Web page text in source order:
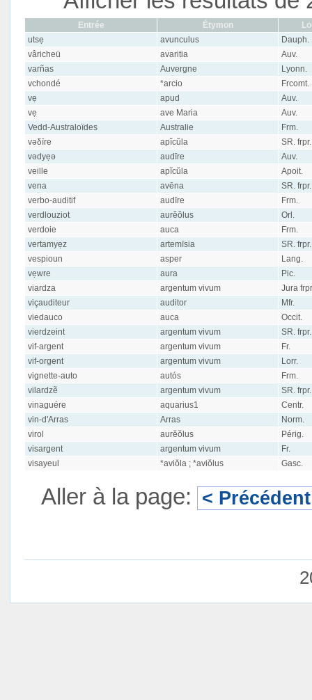
Entrée Étymon
utsẹ
avunculus
Dauph.
vâricheü
avaritia
Auv.
varñas
Auvergne
Lyonn.
vchondé
*arcio
Frcomt.
vẹ
apud
Auv.
vẹ
ave Maria
Auv.
Vedd-Australoïdes
Australie
Frm.
vəδīre
apĭcŭla
SR. frpr.
vədyẹə
audīre
Auv.
veille
apĭcŭla
Apoit.
vena
avēna
SR. frpr.
verbo-auditif
audīre
Frm.
verdlouziot
aurĕŏlus
Orl.
verdoie
auca
Frm.
vertamyẹz
artemīsia
SR. frpr.
vespioun
asper
Lang.
vẹwre
aura
Pic.
viardza
argentum vivum
Jura
viçauditeur
auditor
Mfr.
viedauco
auca
Occit.
vierdzeint
argentum vivum
SR. frpr.
vif-argent
argentum vivum
Fr.
vif-orgent
argentum vivum
Lorr.
vignette-auto
autós
Frm.
vilardzẽ
argentum vivum
SR. frpr.
vinaguére
aquarius1
Centr.
vin-d'Arras
Arras
Norm.
virol
aurĕŏlus
Périg.
visargent
argentum vivum
Fr.
visayeul
*aviŏla ; *aviŏlus Gasc.
Aller à la page: < Précédent